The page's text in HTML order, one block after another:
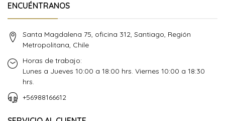
ENCUÉNTRANOS
Santa Magdalena 75, oficina 312, Santiago, Región
Metropolitana, Chile
Horas de trabajo:
Lunes a Jueves 10:00 a 18:00 hrs. Viernes 10:00 a 18:30
hrs.
+56988166612